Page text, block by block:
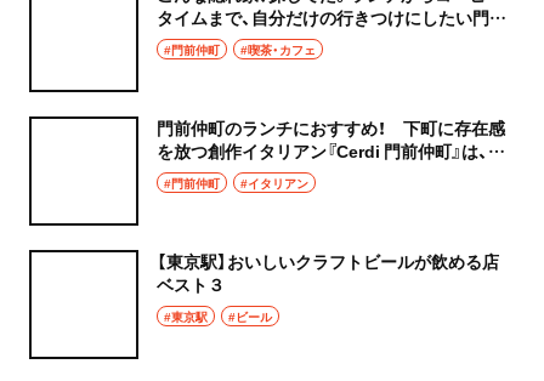
タイムまで、自分だけの行きつけにしたい門前
仲町のカフェ『Cafe SORRISO』
#門前仲町 #喫茶・カフェ
門前仲町のランチにおすすめ！ 下町に存在感
を放つ創作イタリアン『Cerdi 門前仲町』は、世
界中のワイン50種類が飲み放題！
#門前仲町 #イタリアン
【東京駅】おいしいクラフトビールが飲める店
ベスト３
#東京駅 #ビール